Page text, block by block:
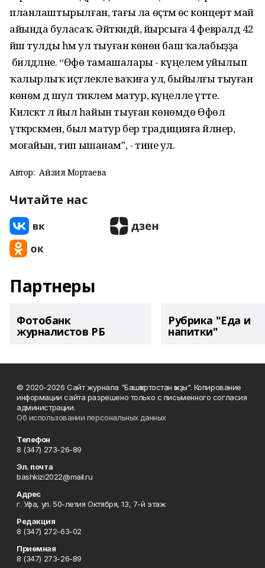
планлаштырылған, тағы ла өҫтәмә өс концерт май
айында буласаҡ. Әйткәндәй, йырсыға 4 февралдә 42
йәш тулды һәм ул тыуған көнөн баш ҡалабыҙҙа
билдәләне. “Өфө тамашалары - күңелемә уйылып
ҡалырлыҡ иҫтәлекле ваҡиға ул, быйылғы тыуған
көнөм дә шул тиклем матур, күңелле үтте.
Киләсәктә лә йыл һайын тыуған көнөмдө Өфөлә
үткәрәсәкмен, был матур бер традицияға әйләнер,
моғайын, тип ышанам", - тине ул.
Автор: Айзилә Мортаева
Читайте нас
Партнеры
Фотобанк
журналистов РБ
Рубрика "Еда и
напитки"
© 2020-2026 Сайт журнала "Башҡортостан ҡыҙы". Копирование
информации сайта разрешено только с письменного согласия
администрации.
Об использовании персональных данных
Телефон
8 (347) 273-26-89
Эл. почта
bashkizi2022@mail.ru
Адрес
г. Уфа, ул. 50-летия Октября, 13, 7-й этаж
Редакция
8 (347) 272-63-02
Приемная
8 (347) 273-26-89